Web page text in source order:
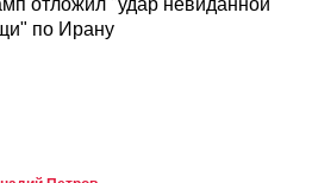
отложил "удар невиданной
по Ирану